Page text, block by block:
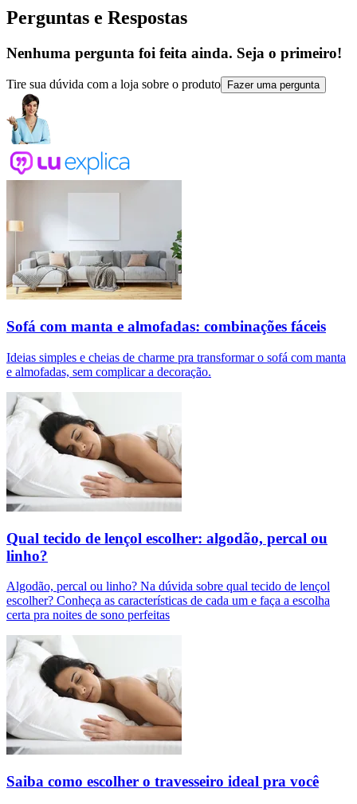
Perguntas e Respostas
Nenhuma pergunta foi feita ainda. Seja o primeiro!
Tire sua dúvida com a loja sobre o produto Fazer uma pergunta
Sofá com manta e almofadas: combinações fáceis
Ideias simples e cheias de charme pra transformar o sofá com manta
e almofadas, sem complicar a decoração.
Qual tecido de lençol escolher: algodão, percal ou
linho?
Algodão, percal ou linho? Na dúvida sobre qual tecido de lençol
escolher? Conheça as características de cada um e faça a escolha
certa pra noites de sono perfeitas
Saiba como escolher o travesseiro ideal pra você